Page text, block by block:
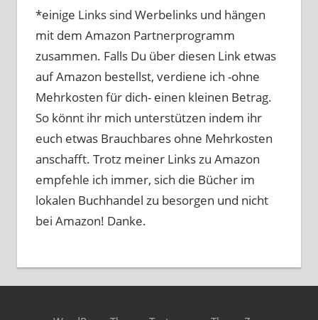
*einige Links sind Werbelinks und hängen
mit dem Amazon Partnerprogramm
zusammen. Falls Du über diesen Link etwas
auf Amazon bestellst, verdiene ich -ohne
Mehrkosten für dich- einen kleinen Betrag.
So könnt ihr mich unterstützen indem ihr
euch etwas Brauchbares ohne Mehrkosten
anschafft. Trotz meiner Links zu Amazon
empfehle ich immer, sich die Bücher im
lokalen Buchhandel zu besorgen und nicht
bei Amazon! Danke.